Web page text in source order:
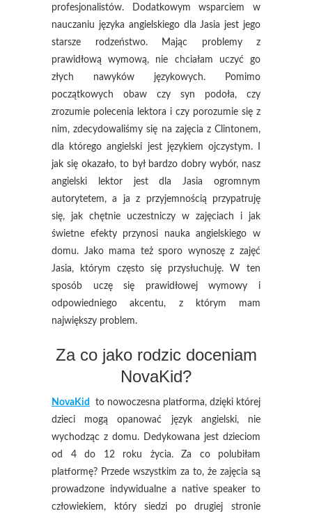
profesjonalistów. Dodatkowym wsparciem w
nauczaniu języka angielskiego dla Jasia jest jego
starsze rodzeństwo. Mając problemy z
prawidłową wymową, nie chciałam uczyć go
złych nawyków językowych. Pomimo
początkowych obaw czy syn podoła, czy
zrozumie polecenia lektora i czy porozumie się z
nim, zdecydowaliśmy się na zajęcia z Clintonem,
dla którego angielski jest językiem ojczystym. I
jak się okazało, to był bardzo dobry wybór, nasz
angielski lektor jest dla Jasia ogromnym
autorytetem, a ja z przyjemnością przypatruję
się, jak chętnie uczestniczy w zajęciach i jak
świetne efekty przynosi nauka angielskiego w
domu. Jako mama też sporo wynoszę z zajęć
Jasia, którym często się przysłuchuję. W ten
sposób uczę się prawidłowej wymowy i
odpowiedniego akcentu, z którym mam
największy problem.
Za co jako rodzic doceniam
NovaKid?
NovaKid
to nowoczesna platforma, dzięki której
dzieci mogą opanować język angielski, nie
wychodząc z domu. Dedykowana jest dzieciom
od 4 do 12 roku życia. Za co polubiłam
platformę? Przede wszystkim za to, że zajęcia są
prowadzone indywidualne a native speaker to
człowiekiem, który siedzi po drugiej stronie